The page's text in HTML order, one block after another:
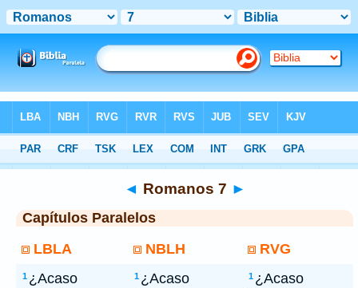
> Romanos 7
◄ Romanos 7 ►
Capítulos Paralelos
LBLA
NBLH RVG
1 ¿Acaso
1 ¿Acaso
1 ¿Acaso